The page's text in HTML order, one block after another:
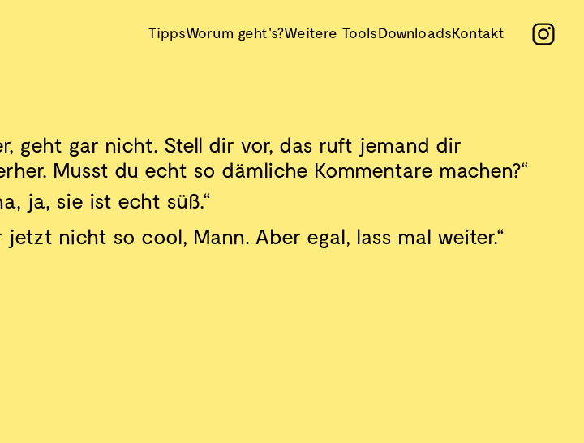
TippsWorum geht's?Weitere ToolsDownloadsKontakt
geht gar nicht. Stell dir vor, das ruft jemand dir
Musst du echt so dämliche Kommentare machen?“
ja, sie ist echt süß.“
jetzt nicht so cool, Mann. Aber egal, lass mal weiter.“